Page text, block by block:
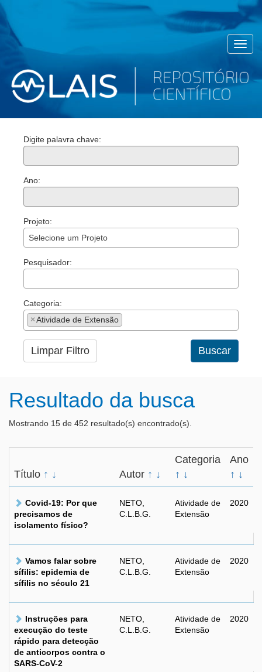
Digite palavra chave:
Ano:
Projeto:
Selecione um Projeto
Pesquisador:
Categoria:
×Atividade de Extensão
Limpar Filtro Buscar
Resultado da busca
Mostrando 15 de 452 resultado(s) encontrado(s).
Título ↑ ↓ Autor ↑ ↓
Categoria
↑ ↓
Ano
↑ ↓
Covid-19: Por que
precisamos de
isolamento físico?
NETO,
C.L.B.G.
Atividade de
Extensão
2020
Vamos falar sobre
sífilis: epidemia de
sífilis no século 21
NETO,
C.L.B.G.
Atividade de
Extensão
2020
Instruções para
execução do teste
rápido para detecção
de anticorpos contra o
SARS-CoV-2
NETO,
C.L.B.G.
Atividade de
Extensão
2020